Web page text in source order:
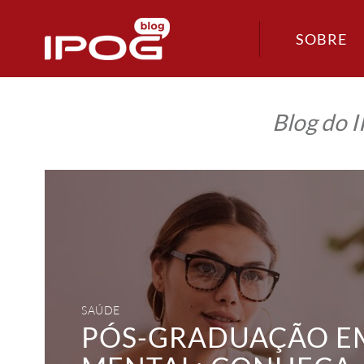
SOBRE
Blog do
Pós-
SAÚDE
PÓS-GRADUAÇÃO